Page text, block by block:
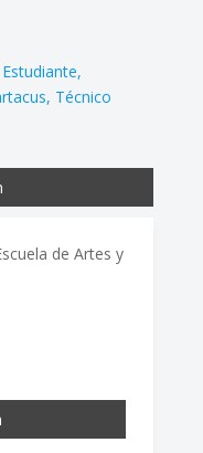
Estudiante
Técnico
de Artes y